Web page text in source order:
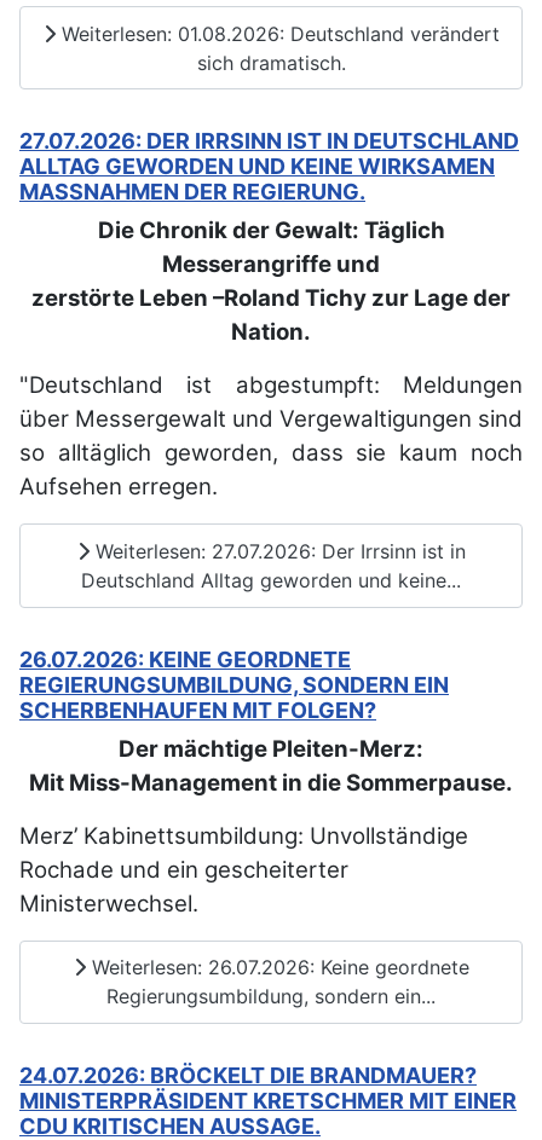
Weiterlesen: 01.08.2026: Deutschland verändert
sich dramatisch.
27.07.2026: DER IRRSINN IST IN DEUTSCHLAND
ALLTAG GEWORDEN UND KEINE WIRKSAMEN
MASSNAHMEN DER REGIERUNG.
Die Chronik der Gewalt: Täglich
Messerangriffe und
zerstörte Leben –Roland Tichy zur Lage der
Nation.
"Deutschland ist abgestumpft: Meldungen
über Messergewalt und Vergewaltigungen sind
so alltäglich geworden, dass sie kaum noch
Aufsehen erregen.
Weiterlesen: 27.07.2026: Der Irrsinn ist in
Deutschland Alltag geworden und keine...
26.07.2026: KEINE GEORDNETE
REGIERUNGSUMBILDUNG, SONDERN EIN
SCHERBENHAUFEN MIT FOLGEN?
Der mächtige Pleiten-Merz:
Mit Miss-Management in die Sommerpause.
Merz’ Kabinettsumbildung: Unvollständige
Rochade und ein gescheiterter
Ministerwechsel.
Weiterlesen: 26.07.2026: Keine geordnete
Regierungsumbildung, sondern ein...
24.07.2026: BRÖCKELT DIE BRANDMAUER?
MINISTERPRÄSIDENT KRETSCHMER MIT EINER
CDU KRITISCHEN AUSSAGE.